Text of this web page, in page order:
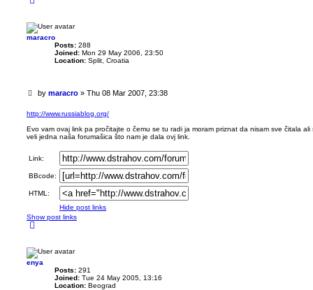
maracro
Posts: 288
Joined: Mon 29 May 2006, 23:50
Location: Split, Croatia
U
r
a
d
o
t
by maracro» Thu 08 Mar 2007, 23:38
http://www.russiablog.org/
Evo vam ovaj link pa pročitajte o čemu se tu radi ja moram priznat da nisam sve čitala
veli jedna naša forumašica što nam je dala ovj link.
Link:
BBcode:
HTML:
Hide post links
Show post links
enya
Posts: 291
Joined: Tue 24 May 2005, 13:16
Location: Beograd